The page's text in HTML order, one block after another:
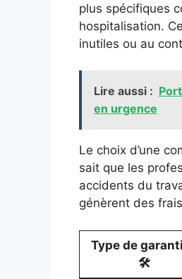
plus spécifiques
hospitalisation.
inutiles ou au
Lire aussi :
en urgence
Le choix d’une
sait que les
accidents du
génèrent des
Type de
🛠️